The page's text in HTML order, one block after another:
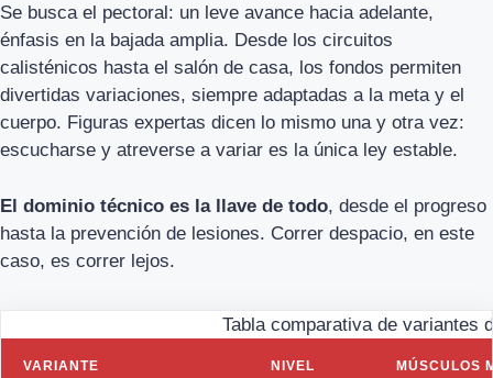
Se busca el pectoral: un leve avance hacia adelante,
énfasis en la bajada amplia. Desde los circuitos
calisténicos hasta el salón de casa, los fondos permiten
divertidas variaciones, siempre adaptadas a la meta y el
cuerpo. Figuras expertas dicen lo mismo una y otra vez:
escucharse y atreverse a variar es la única ley estable.
El dominio técnico es la llave de todo, desde el progreso
hasta la prevención de lesiones. Correr despacio, en este
caso, es correr lejos.
Tabla comparativa de variantes
VARIANTE NIVEL MÚSCULOS